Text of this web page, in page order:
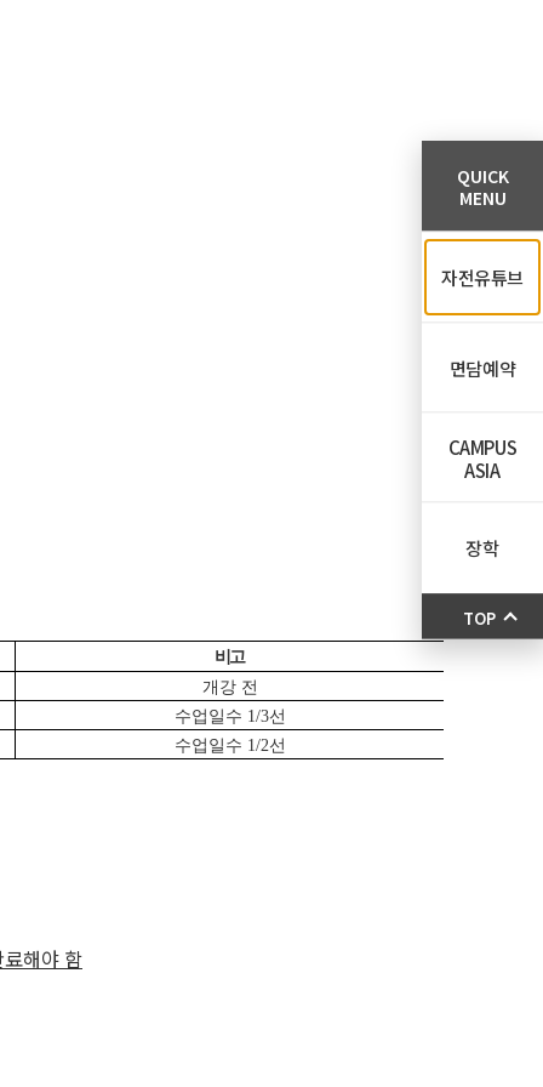
비고
개강 전
수업일수 1/3선
수업일수 1/2선
해야 함
QUICK
MENU
자전유튜브
면담예약
CAMPUS
ASIA
장학
TOP